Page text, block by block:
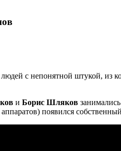
с непонятной штукой, из
и Борис Шляков
появился